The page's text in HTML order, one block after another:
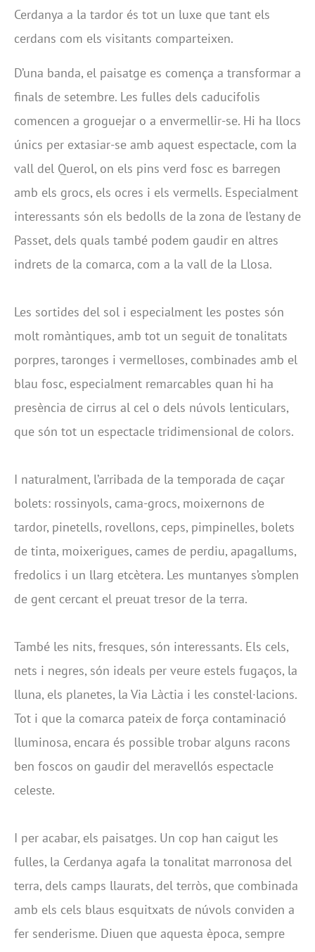
Cerdanya a la tardor és tot un luxe que tant els
cerdans com els visitants comparteixen.
D’una banda, el paisatge es comença a transformar a
finals de setembre. Les fulles dels caducifolis
comencen a groguejar o a envermellir-se. Hi ha llocs
únics per extasiar-se amb aquest espectacle, com la
vall del Querol, on els pins verd fosc es barregen
amb els grocs, els ocres i els vermells. Especialment
interessants són els bedolls de la zona de l’estany de
Passet, dels quals també podem gaudir en altres
indrets de la comarca, com a la vall de la Llosa.
Les sortides del sol i especialment les postes són
molt romàntiques, amb tot un seguit de tonalitats
porpres, taronges i vermelloses, combinades amb el
blau fosc, especialment remarcables quan hi ha
presència de cirrus al cel o dels núvols lenticulars,
que són tot un espectacle tridimensional de colors.
I naturalment, l’arribada de la temporada de caçar
bolets: rossinyols, cama-grocs, moixernons de
tardor, pinetells, rovellons, ceps, pimpinelles, bolets
de tinta, moixerigues, cames de perdiu, apagallums,
fredolics i un llarg etcètera. Les muntanyes s’omplen
de gent cercant el preuat tresor de la terra.
També les nits, fresques, són interessants. Els cels,
nets i negres, són ideals per veure estels fugaços, la
lluna, els planetes, la Via Làctia i les constel·lacions.
Tot i que la comarca pateix de força contaminació
lluminosa, encara és possible trobar alguns racons
ben foscos on gaudir del meravellós espectacle
celeste.
I per acabar, els paisatges. Un cop han caigut les
fulles, la Cerdanya agafa la tonalitat marronosa del
terra, dels camps llaurats, del terròs, que combinada
amb els cels blaus esquitxats de núvols conviden a
fer senderisme. Diuen que aquesta època, sempre